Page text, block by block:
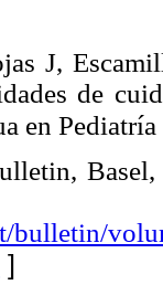
J,
de
en
bulletin/
]